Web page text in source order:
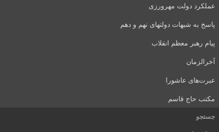
عملکرد دولت مهرورزی
پاسخ به شبهات دولتهای نهم و دهم
پیام رهبر معظم انقلاب
آخرالزمان
عبرت‌های عاشورا
مکتب حاج قاسم
جستجو